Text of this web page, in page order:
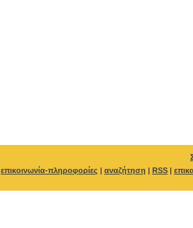
επικοινωνία-πληροφορίες | αναζήτηση | RSS |